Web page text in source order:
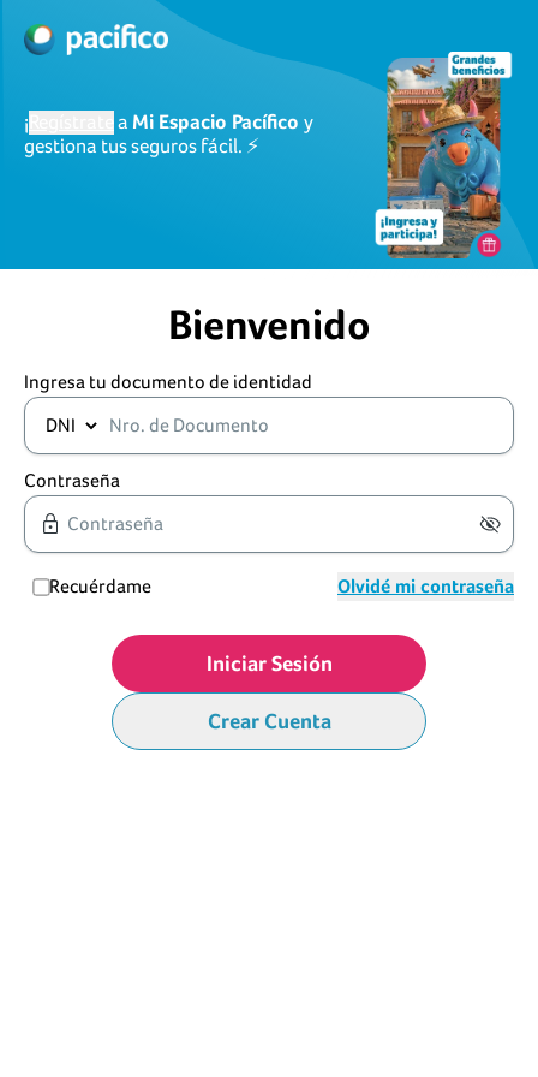
¡ a Mi Espacio Pacífico y
gestiona tus seguros fácil. ⚡
Bienvenido
Ingresa tu documento de identidad
Contraseña
Recuérdame Olvidé mi contraseña
Iniciar Sesión
Crear Cuenta